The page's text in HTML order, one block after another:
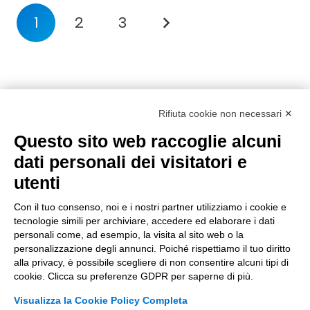
1 2 3
Rifiuta cookie non necessari ✕
Questo sito web raccoglie alcuni
dati personali dei visitatori e
utenti
Con il tuo consenso, noi e i nostri partner utilizziamo i cookie e
tecnologie simili per archiviare, accedere ed elaborare i dati
personali come, ad esempio, la visita al sito web o la
personalizzazione degli annunci. Poiché rispettiamo il tuo diritto
alla privacy, è possibile scegliere di non consentire alcuni tipi di
cookie. Clicca su preferenze GDPR per saperne di più.
Visualizza la Cookie Policy Completa